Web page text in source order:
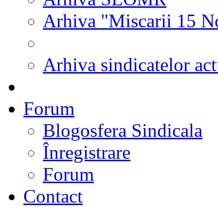
Arhiva "Miscarii 15
Arhiva sindicatelor
Forum
Blogosfera Sindicala
Înregistrare
Forum
Contact